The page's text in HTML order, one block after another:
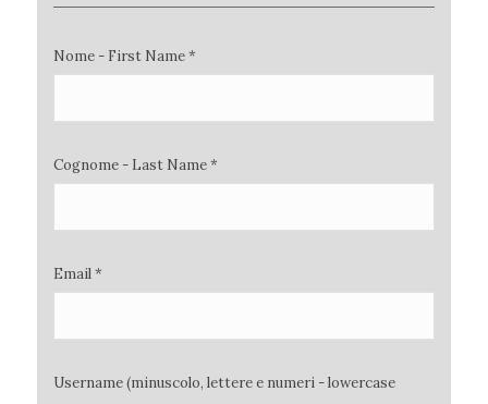
Nome - First Name *
Cognome - Last Name *
Email *
Username (minuscolo, lettere e numeri - lowercase